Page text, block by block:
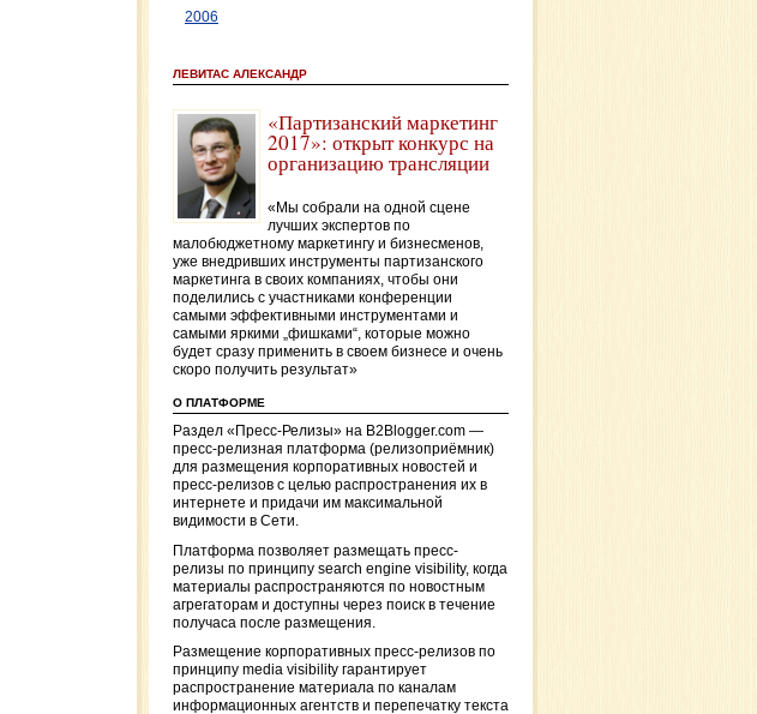
2006
ЛЕВИТАС АЛЕКСАНДР
«Партизанский маркетинг
2017»: открыт конкурс на
организацию трансляции
«Мы собрали на одной сцене
лучших экспертов по
малобюджетному маркетингу и бизнесменов,
уже внедривших инструменты партизанского
маркетинга в своих компаниях, чтобы они
поделились с участниками конференции
самыми эффективными инструментами и
самыми яркими „фишками“, которые можно
будет сразу применить в своем бизнесе и очень
скоро получить результат»
О ПЛАТФОРМЕ
Раздел «Пресс-Релизы» на B2Blogger.com —
пресс-релизная платформа (релизоприёмник)
для размещения корпоративных новостей и
пресс-релизов с целью распространения их в
интернете и придачи им максимальной
видимости в Сети.
Платформа позволяет размещать пресс-
релизы по принципу search engine visibility, когда
материалы распространяются по новостным
агрегаторам и доступны через поиск в течение
получаса после размещения.
Размещение корпоративных пресс-релизов по
принципу media visibility гарантирует
распространение материала по каналам
информационных агентств и перепечатку текста